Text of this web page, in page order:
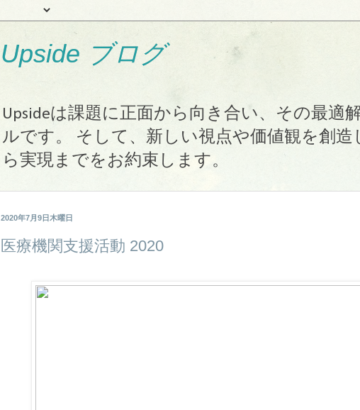
Upside ブログ
Upsideは課題に正面から向き合い、その最適
ルです。 そして、新しい視点や価値観を創
ら実現までをお約束します。
2020年7月9日木曜日
医療機関支援活動 2020